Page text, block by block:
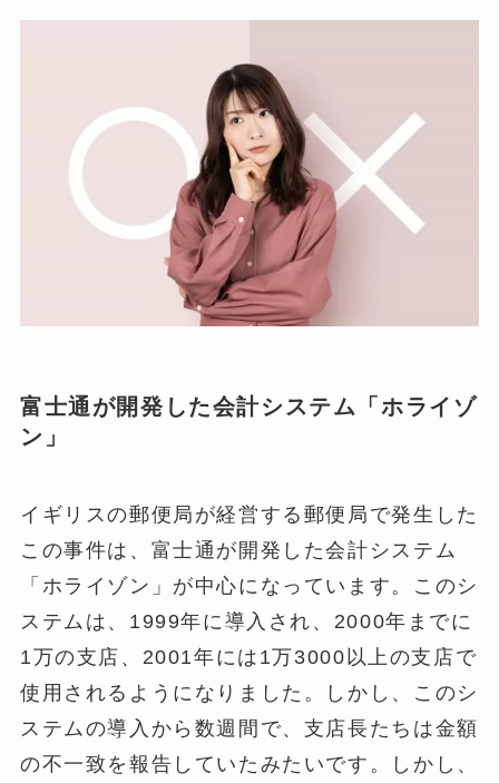
富士通が開発した会計システム「ホライゾ
ン」
イギリスの郵便局が経営する郵便局で発生した
この事件は、富士通が開発した会計システム
「ホライゾン」が中心になっています。このシ
ステムは、1999年に導入され、2000年までに
1万の支店、2001年には1万3000以上の支店で
使用されるようになりました。しかし、このシ
ステムの導入から数週間で、支店長たちは金額
の不一致を報告していたみたいです。しかし、